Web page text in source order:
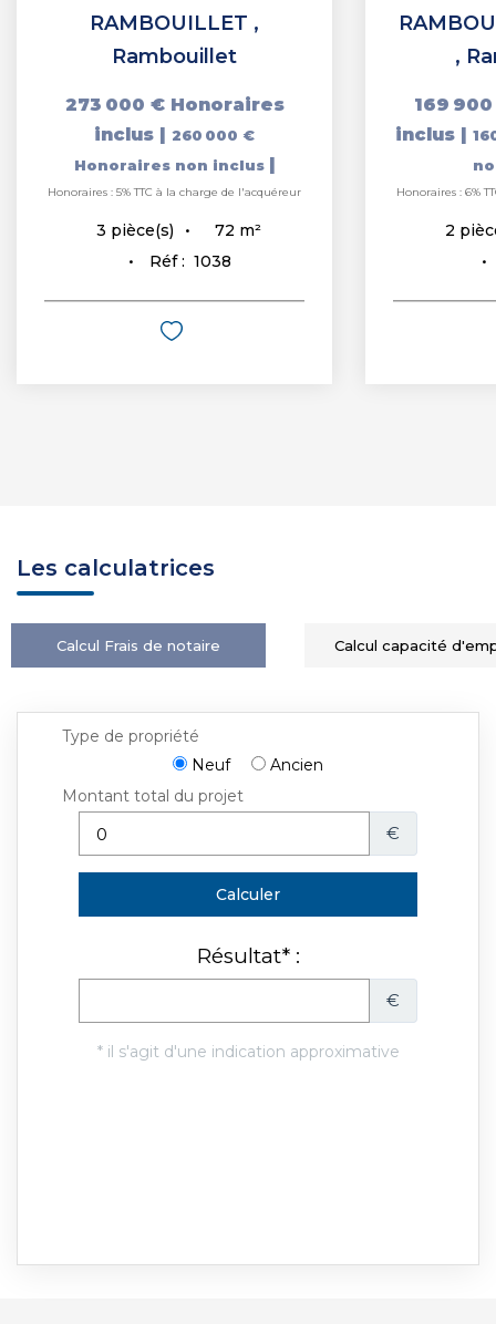
RAMBOUILLET ,
Rambouillet
273 000 € Honoraires
inclus | 260 000 €
Honoraires non inclus |
Honoraires : 5% TTC à la charge de l'acquéreur
3 pièce(s) 72 m²
Réf : 1038
,
169
inclus |
Honoraires : 6%
2
Les calculatrices
Calcul Frais de notaire Calcul capacité